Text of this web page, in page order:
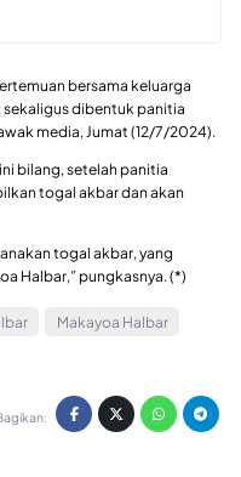
bersama keluarga
sekaligus dibentuk panitia
media, Jumat (12/7/2024).
bilang, setelah panitia
togal akbar dan akan
togal akbar, yang
Halbar,” pungkasnya. (*)
Makayoa Halbar